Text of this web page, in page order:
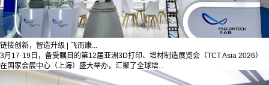
链接创新，智造升级 | 飞而康...
3月17-19日，备受瞩目的第12届亚洲3D打印、增材制造展览会（TCT Asia 2026）
在国家会展中心（上海）盛大举办，汇聚了全球增...